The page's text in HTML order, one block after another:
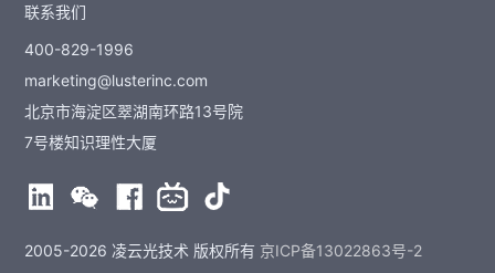
联系我们
400-829-1996
marketing@lusterinc.com
北京市海淀区翠湖南环路13号院
7号楼知识理性大厦
2005-2026 凌云光技术 版权所有 京ICP备13022863号-2